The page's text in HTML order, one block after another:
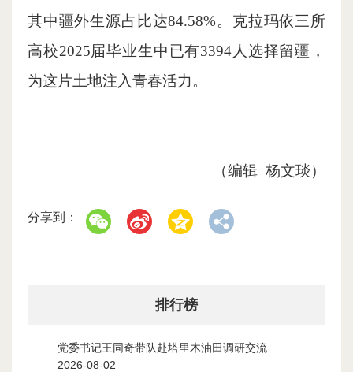
其中疆外生源占比达84.58%。克拉玛依三所
高校2025届毕业生中已有3394人选择留疆，
为这片土地注入青春活力。
（编辑 杨文琰）
分享到：
排行榜
党委书记王同奇带队赴塔里木油田调研交流
2026-08-02